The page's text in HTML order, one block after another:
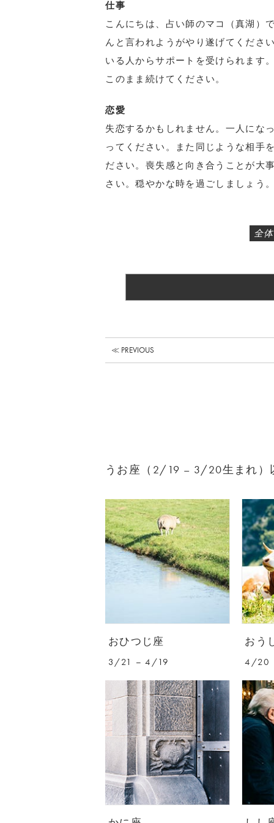
仕事
こんにちは、占い師のマコ（真湖）
んと言われようがやり遂げてくださ
いる人からサポートを受けられます
このまま続けてください。
恋愛
失恋するかもしれません。一人にな
ってください。また同じような相手
ださい。喪失感と向き合うことが大
さい。穏やかな時を過ごしましょう
全
≪ PREVIOUS
うお座（2/19 – 3/20生まれ）
おひつじ座
3/21 – 4/19
おう
4/20